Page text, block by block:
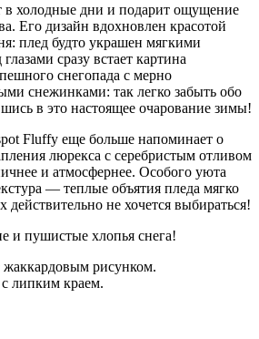
в холодные дни и подарит ощущение
Его дизайн вдохновлен красотой
плед будто украшен мягкими
сразу встает картина
снегопада с мерно
снежинками: так легко забыть обо
в это настоящее очарование зимы!
Fluffy еще больше напоминает о
люрекса с серебристым отливом
и атмосфернее. Особого уюта
— теплые объятия пледа мягко
действительно не хочется выбираться!
и пушистые хлопья снега!
рисунком.
с липким краем.